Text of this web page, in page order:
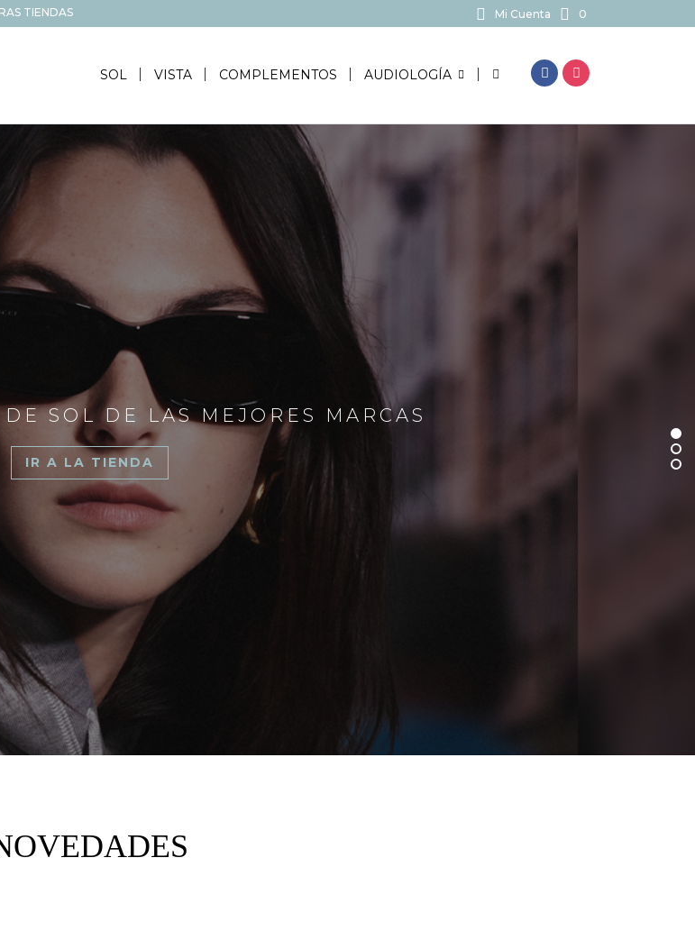
TIENDAS Mi Cuenta 0
SOL VISTA COMPLEMENTOS AUDIOLOGÍA BUSCAR...
SOL DE LAS MEJORES MARCAS
IR A LA TIENDA